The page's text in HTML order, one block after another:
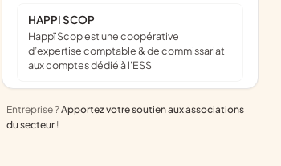
HAPPI SCOP
Happï Scop est une coopérative
d’expertise comptable & de commissariat
aux comptes dédié à l'ESS
Entreprise ?Apportez votre soutien aux associations
du secteur !